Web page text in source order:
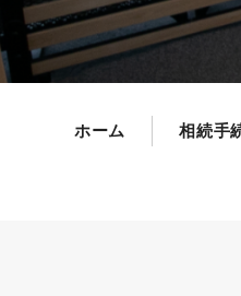
ホーム 相続手
死因贈与契約でお悩
親に遺言を書いても
不動産・